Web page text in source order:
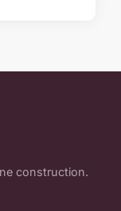
construction.